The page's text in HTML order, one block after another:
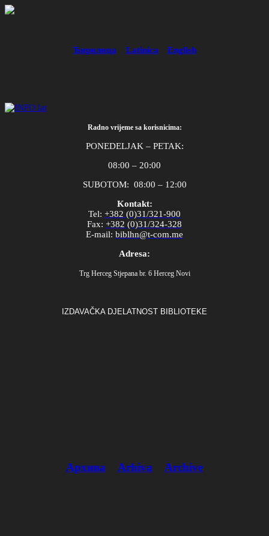
Ћирилица Latinica English
Radno vrijeme sa korisnicima:
PONEDELJAK – PETAK:
08:00 – 20:00
SUBOTOM: 08:00 – 12:00
Kontakt:
Tel: +382 (0)31/321-900
Fax: +382 (0)31/324-328
E-mail: biblhn@t-com.me
Adresa:
Trg Herceg Stjepana br. 6 Herceg Novi
IZDAVAČKA DJELATNOST BIBLIOTEKE
Архива Arhiva Archive